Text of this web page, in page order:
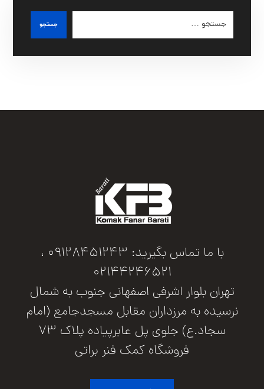
جستجو
با ما تماس بگیرید: 09128451243 ،
02144246521
تهران بلوار اشرفی اصفهانی جنوب به شمال
نرسیده به مرزداران مقابل مسجدجامع (امام
سجاد.ع) جلوی پل عابرپیاده پلاک 73
فروشگاه کمک فنر براتی